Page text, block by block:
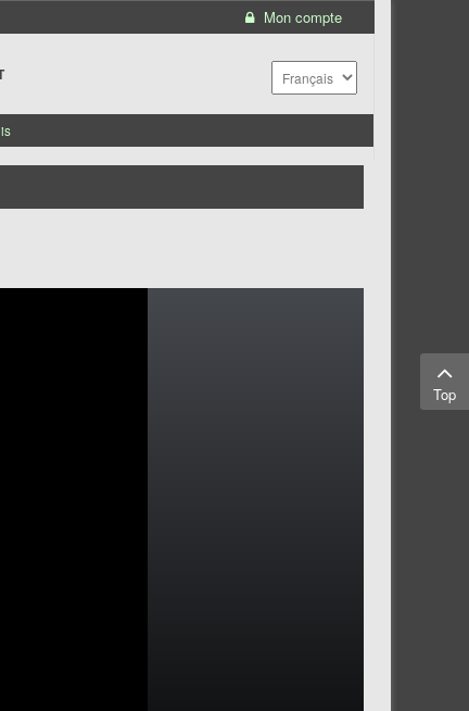
Mon compte
Top